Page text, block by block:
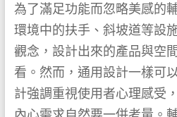
為了滿足功能而忽略美感的
環境中的扶手、斜坡道等設
觀念，設計出來的產品與空
看。然而，通用設計一樣可
計強調重視使用者心理感受